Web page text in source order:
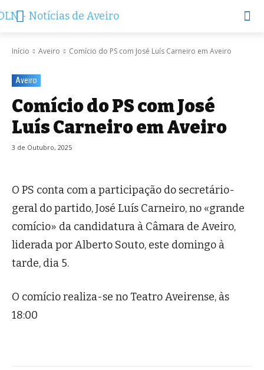
Início Aveiro Comício do PS com José Luís Carneiro em Aveiro
Aveiro
Comício do PS com José
Luís Carneiro em Aveiro
3 de Outubro, 2025
O PS conta com a participação do secretário-
geral do partido, José Luís Carneiro, no «grande
comício» da candidatura à Câmara de Aveiro,
liderada por Alberto Souto, este domingo à
tarde, dia 5.
O comício realiza-se no Teatro Aveirense, às
18:00